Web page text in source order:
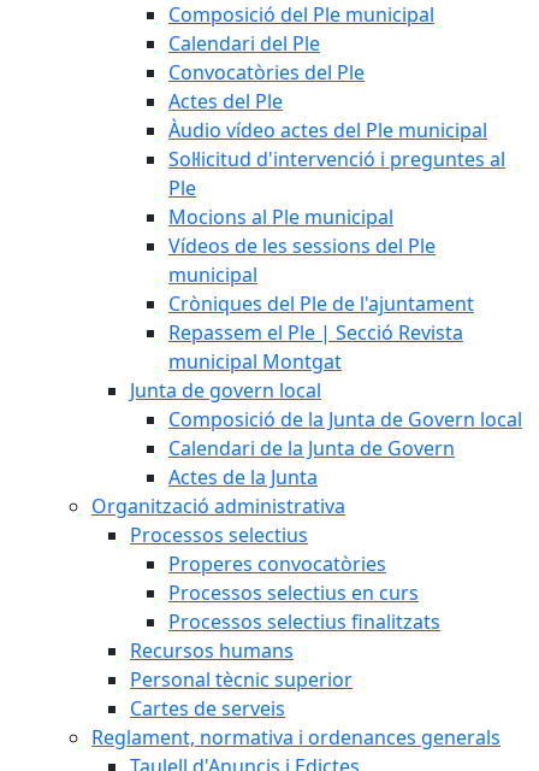
Composició del Ple municipal
Calendari del Ple
Convocatòries del Ple
Actes del Ple
Àudio vídeo actes del Ple municipal
Sol·licitud d'intervenció i preguntes al
Ple
Mocions al Ple municipal
Vídeos de les sessions del Ple
municipal
Cròniques del Ple de l'ajuntament
Repassem el Ple | Secció Revista
municipal Montgat
Junta de govern local
Composició de la Junta de Govern local
Calendari de la Junta de Govern
Actes de la Junta
Organització administrativa
Processos selectius
Properes convocatòries
Processos selectius en curs
Processos selectius finalitzats
Recursos humans
Personal tècnic superior
Cartes de serveis
Reglament, normativa i ordenances generals